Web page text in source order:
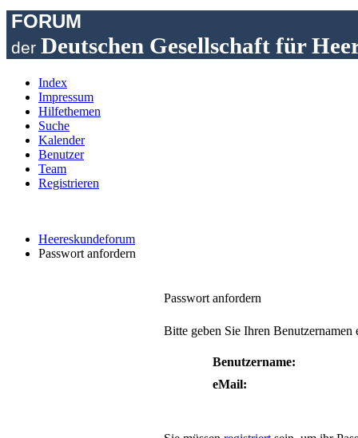
FORUM
der Deutschen Gesellschaft für
Index
Impressum
Hilfethemen
Suche
Kalender
Benutzer
Team
Registrieren
Heereskundeforum
Passwort anfordern
Passwort anfordern
Bitte geben Sie Ihren Benutzernamen
Benutzername:
eMail: